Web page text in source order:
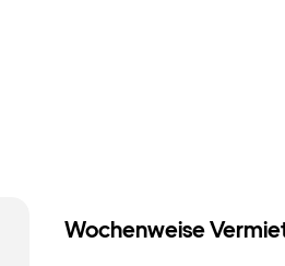
Wochenweise